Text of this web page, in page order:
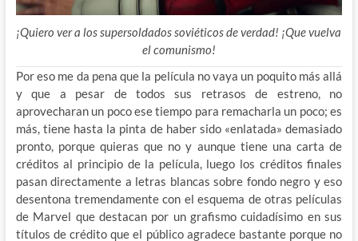
¡Quiero ver a los supersoldados soviéticos de verdad! ¡Que vuelva
el comunismo!
Por eso me da pena que la película no vaya un poquito más allá
y que a pesar de todos sus retrasos de estreno, no
aprovecharan un poco ese tiempo para remacharla un poco; es
más, tiene hasta la pinta de haber sido «enlatada» demasiado
pronto, porque quieras que no y aunque tiene una carta de
créditos al principio de la película, luego los créditos finales
pasan directamente a letras blancas sobre fondo negro y eso
desentona tremendamente con el esquema de otras películas
de Marvel que destacan por un grafismo cuidadísimo en sus
títulos de crédito que el público agradece bastante porque no